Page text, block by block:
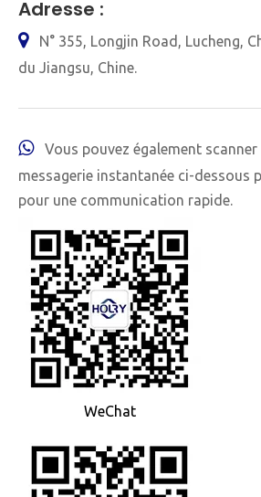
Adresse :

N° 355, Longjin Road, Lucheng,
du Jiangsu, Chine.
Vous pouvez également scanner
messagerie instantanée ci-dessous
pour une communication rapide.
WeChat